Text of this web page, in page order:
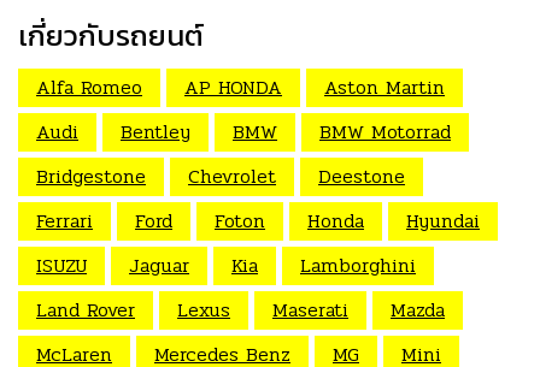
เกี่ยวกับรถยนต์
Alfa Romeo AP HONDA
Aston Martin
Audi
Bentley BMW
BMW Motorrad
Bridgestone
Chevrolet
Deestone
Ferrari
Ford Foton Honda
Hyundai
ISUZU
Jaguar Kia
Lamborghini
Land Rover
Lexus Maserati
Mazda
McLaren
Mercedes Benz MG Mini